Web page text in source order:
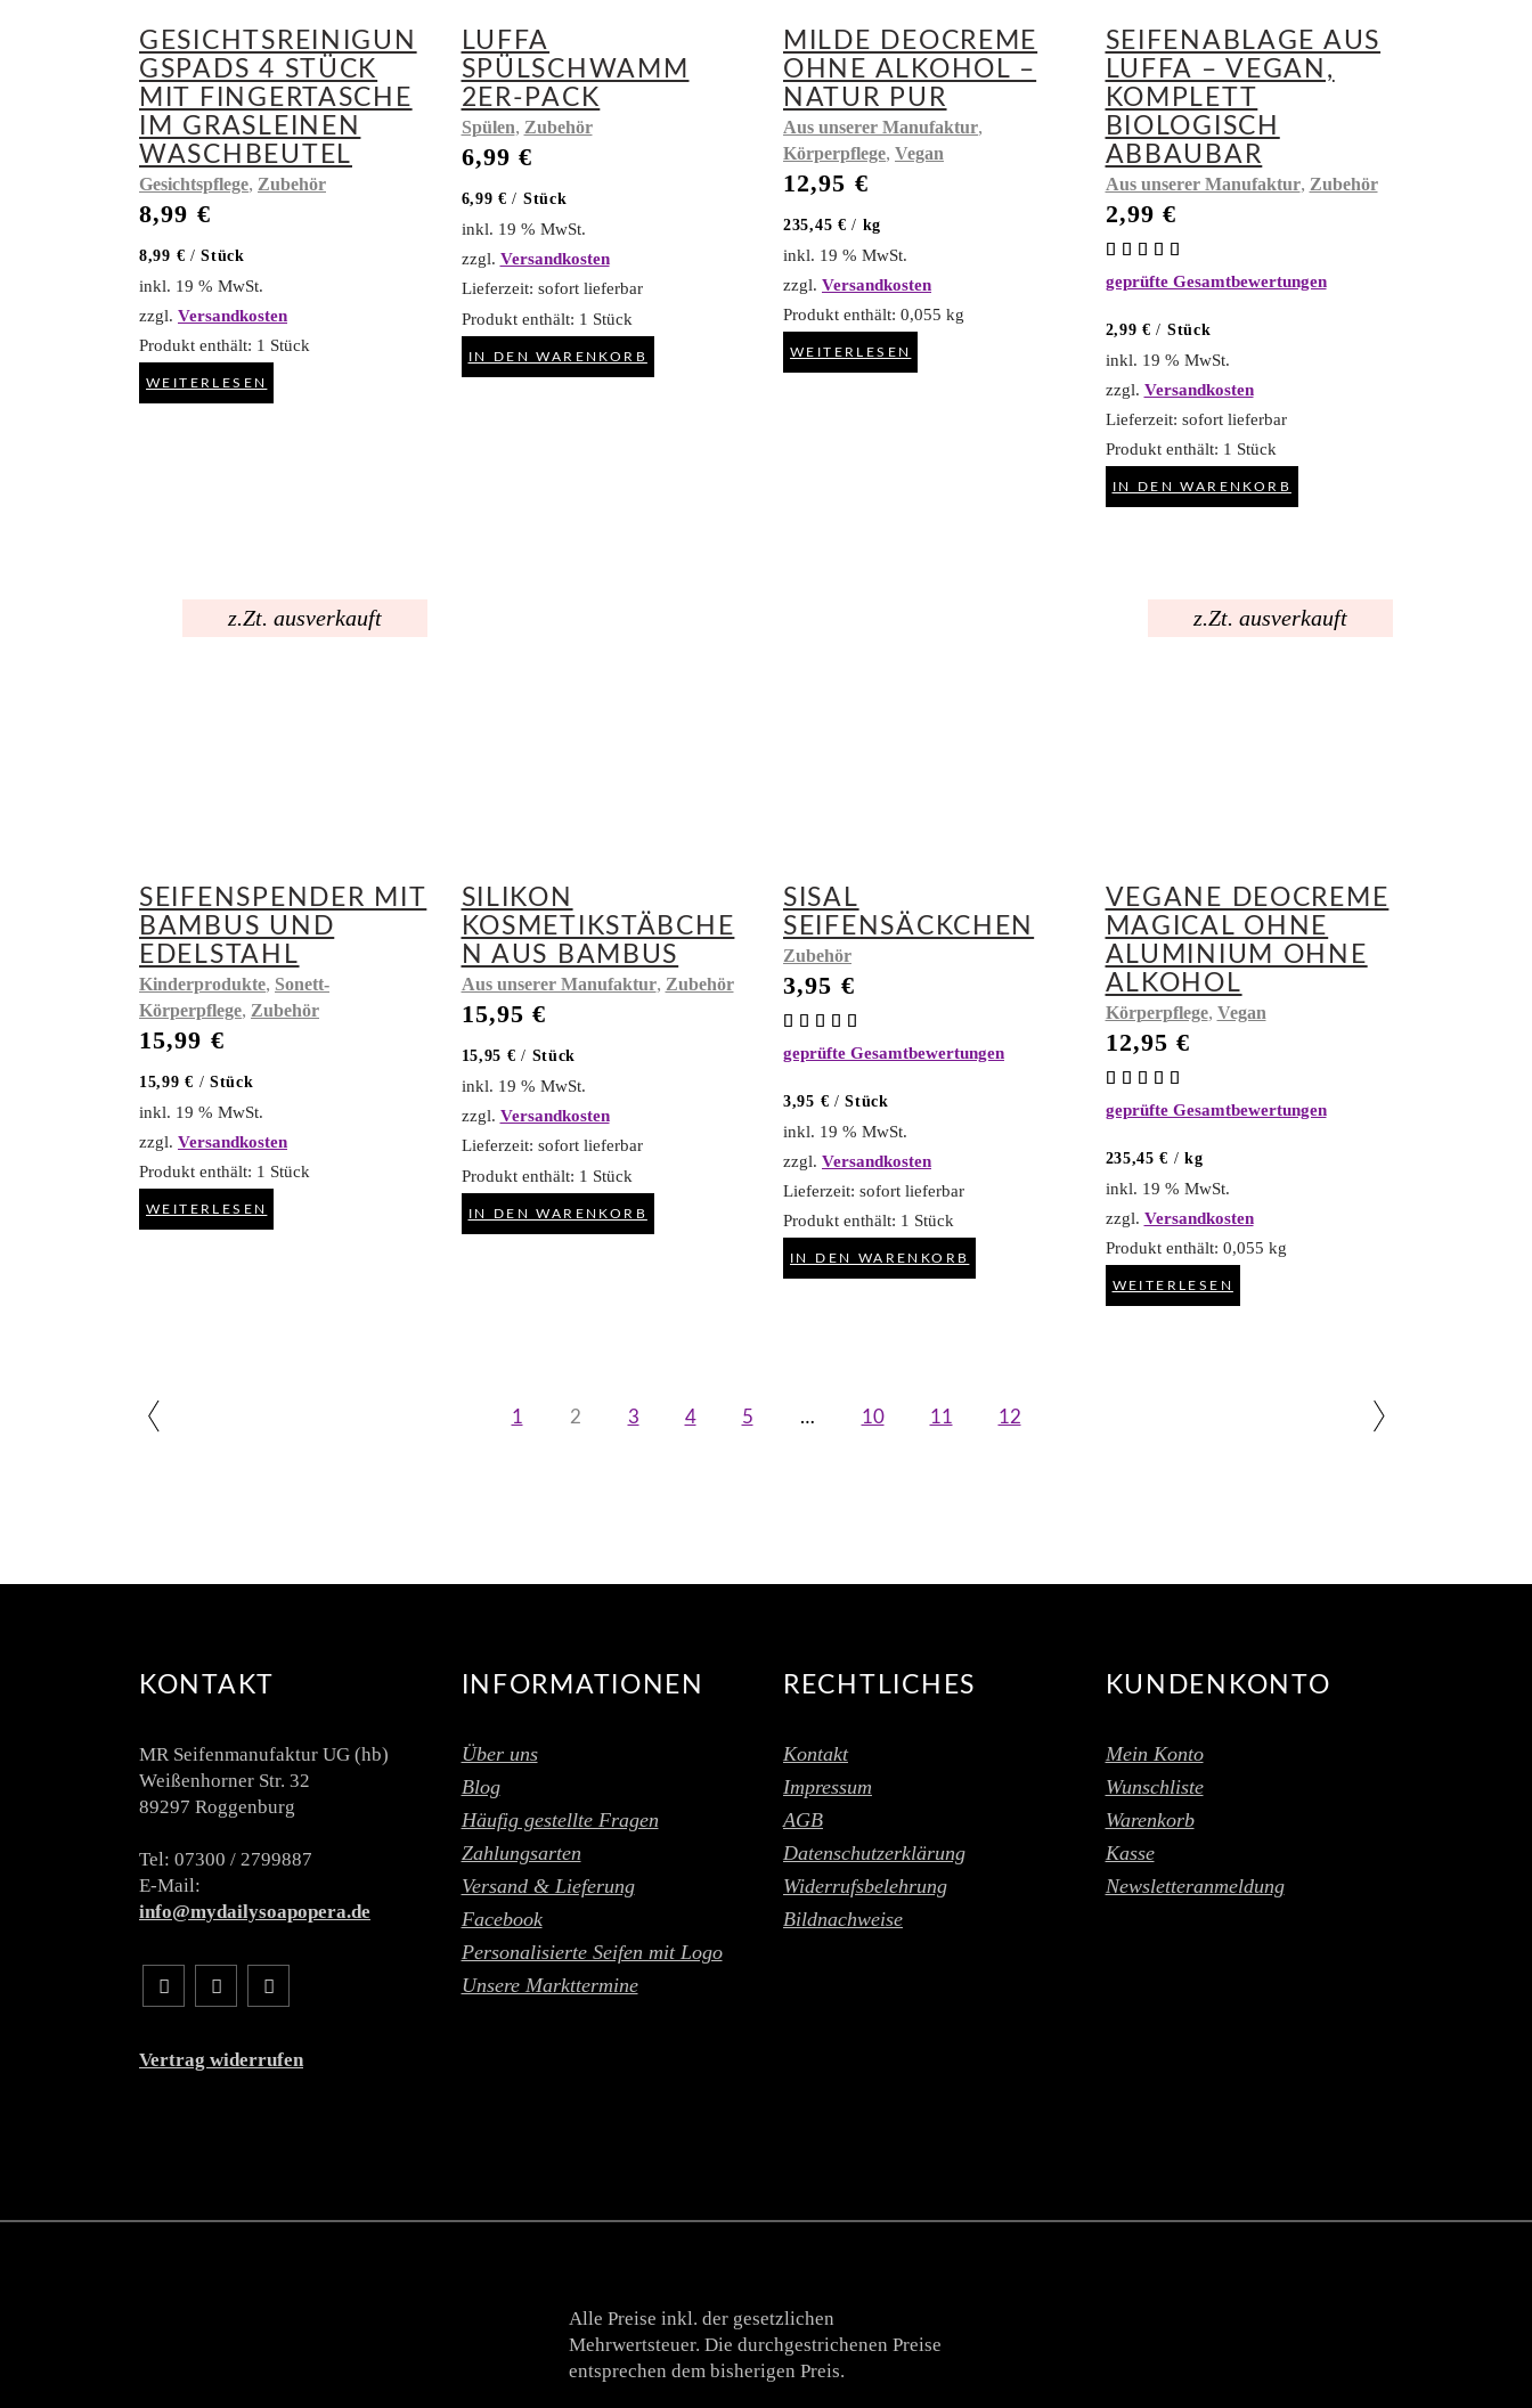
GESICHTSREINIGUN
GSPADS 4 STÜCK
MIT FINGERTASCHE
IM GRASLEINEN
WASCHBEUTEL
Gesichtspflege, Zubehör
8,99 €
8,99 € /Stück
inkl. 19 % MwSt.
zzgl. Versandkosten
Produkt enthält: 1 Stück
WEITERLESEN
LUFFA
SPÜLSCHWAMM
2ER-PACK
Spülen, Zubehör
6,99 €
6,99 € / Stück
inkl. 19 % MwSt.
zzgl. Versandkosten
Lieferzeit: sofort lieferbar
Produkt enthält: 1 Stück
IN DEN WARENKORB
MILDE DEOCREME
OHNE ALKOHOL –
NATUR PUR
Aus unserer Manufaktur,
Körperpflege, Vegan
12,95 €
235,45 € / kg
inkl. 19 % MwSt.
zzgl. Versandkosten
Produkt enthält: 0,055 kg
WEITERLESEN
SEIFENABLAGE AUS
LUFFA – VEGAN,
KOMPLETT
BIOLOGISCH
ABBAUBAR
Aus unserer Manufaktur, Zubehör
2,99 €
5.00
geprüfte Gesamtbewertungen
2,99 € / Stück
inkl. 19 % MwSt.
zzgl. Versandkosten
Lieferzeit: sofort lieferbar
Produkt enthält: 1 Stück
IN DEN WARENKORB
z.Zt. ausverkauft
SEIFENSPENDER MIT
BAMBUS UND
EDELSTAHL
Kinderprodukte, Sonett-
Körperpflege, Zubehör
15,99 €
15,99€ /Stück
inkl. 19 % MwSt.
zzgl. Versandkosten
Produkt enthält: 1 Stück
WEITERLESEN
SILIKON
KOSMETIKSTÄBCHE
N AUS BAMBUS
Aus unserer Manufaktur, Zubehör
15,95€
15,95 € / Stück
inkl. 19 % MwSt.
zzgl. Versandkosten
Lieferzeit: sofort lieferbar
Produkt enthält: 1 Stück
IN DEN WARENKORB
SISAL
SEIFENSÄCKCHEN
Zubehör
3,95 €
5.00
geprüfte Gesamtbewertungen
3,95 € /Stück
inkl. 19 % MwSt.
zzgl. Versandkosten
Lieferzeit: sofort lieferbar
Produkt enthält: 1 Stück
IN DEN WARENKORB
z.Zt. ausverkauft
VEGANE DEOCREME
MAGICAL OHNE
ALUMINIUM OHNE
ALKOHOL
Körperpflege, Vegan
12,95€
4.86
geprüfte Gesamtbewertungen
235,45€ /kg
inkl. 19 % MwSt.
zzgl. Versandkosten
Produkt enthält: 0,055 kg
WEITERLESEN
1 2 3 4 5 … 10 11 12
KONTAKT
MR Seifenmanufaktur UG (hb)
Weißenhorner Str. 32
89297 Roggenburg
Tel: 07300 / 2799887
E-Mail:
info@mydailysoapopera.de
Vertrag widerrufen
INFORMATIONEN
Über uns
Blog
Häufig gestellte Fragen
Zahlungsarten
Versand & Lieferung
Facebook
Personalisierte Seifen mit Logo
Unsere Markttermine
RECHTLICHES
Kontakt
Impressum
AGB
Datenschutzerklärung
Widerrufsbelehrung
Bildnachweise
KUNDENKONTO
Mein Konto
Wunschliste
Warenkorb
Kasse
Newsletteranmeldung
Alle Preise inkl. der gesetzlichen
Mehrwertsteuer. Die durchgestrichenen Preise
entsprechen dem bisherigen Preis.